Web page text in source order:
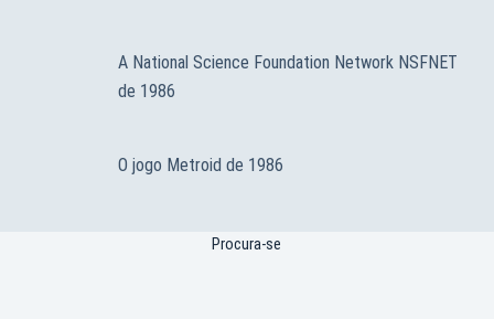
A National Science Foundation Network NSFNET
de 1986
O jogo Metroid de 1986
Procura-se